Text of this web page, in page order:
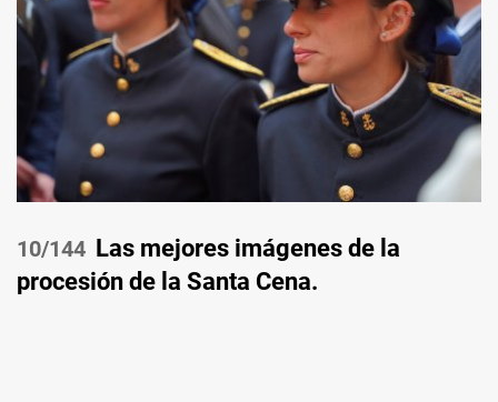
/144 Las mejores imágenes de la
procesión de la Santa Cena.